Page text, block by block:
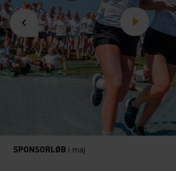
SPONSORLØB i maj